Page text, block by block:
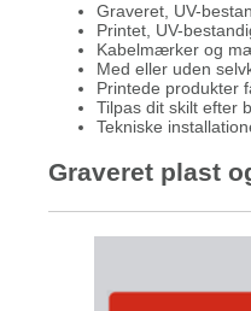
Graveret, UV-
Printet, UV-
Kabelmærker og
Med eller uden
Printede produkter
Tilpas dit skilt efter
Tekniske
Graveret plast